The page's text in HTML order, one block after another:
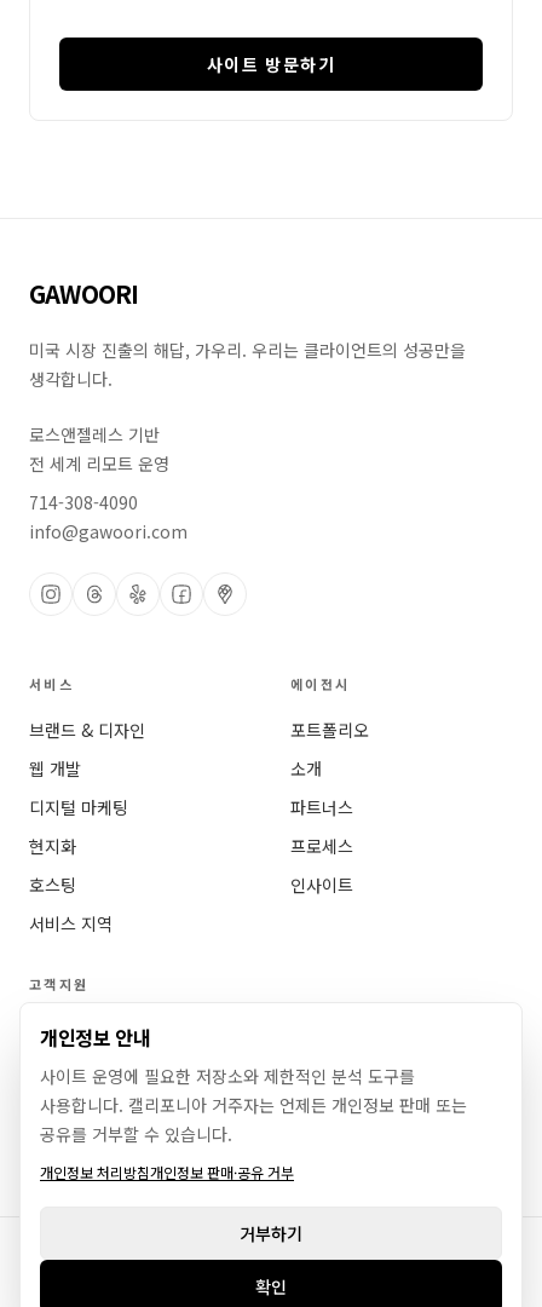
사이트 방문하기
GAWOORI
미국 시장 진출의 해답, 가우리. 우리는 클라이언트의 성공만을
생각합니다.
로스앤젤레스 기반
전 세계 리모트 운영
714-308-4090
info@gawoori.com
서비스
브랜드 & 디자인
웹 개발
디지털 마케팅
현지화
호스팅
서비스 지역
에이전시
포트폴리오
소개
파트너스
프로세스
인사이트
고객지원
자주 묻는 질문
문의하기
웹사이트 제작 문의
로그인
©2026GAWOORI.모든 권리 보유.
개인정보 판매·공유 거부이용약관
개인정보 안내
사이트 운영에 필요한 저장소와 제한적인 분석 도구를
사용합니다. 캘리포니아 거주자는 언제든 개인정보 판매 또는
공유를 거부할 수 있습니다.
개인정보 처리방침개인정보 판매·공유 거부
거부하기
확인